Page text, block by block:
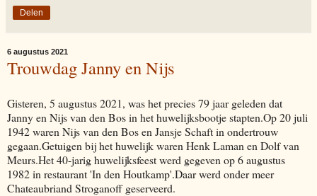
Delen
6 augustus 2021
Trouwdag Janny en Nijs
Gisteren, 5 augustus 2021, was het precies 79 jaar geleden dat
Janny en Nijs van den Bos in het huwelijksbootje stapten.Op 20 juli
1942 waren Nijs van den Bos en Jansje Schaft in ondertrouw
gegaan.Getuigen bij het huwelijk waren Henk Laman en Dolf van
Meurs.Het 40-jarig huwelijksfeest werd gegeven op 6 augustus
1982 in restaurant 'In den Houtkamp'.Daar werd onder meer
Chateaubriand Stroganoff geserveerd.